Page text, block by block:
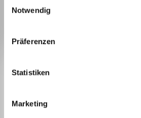
Notwendig
Präferenzen
Statistiken
Marketing
BLEIBEN WIR IN
Mit unserem Newsletter sind Sie zu jeder